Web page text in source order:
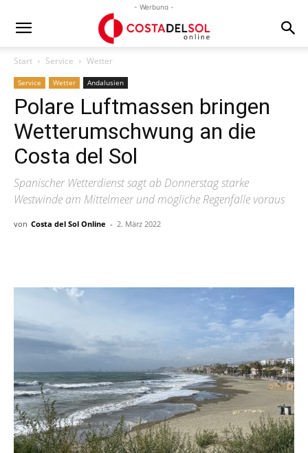
- Werbung -
Start Service Wetter
Service Wetter Andalusien
Polare Luftmassen bringen
Wetterumschwung an die
Costa del Sol
Spanischer Wetterdienst sagt ab Donnerstag starke
Westwinde am Mittelmeer und mögliche Regenfälle voraus
von Costa del Sol Online - 2. März 2022